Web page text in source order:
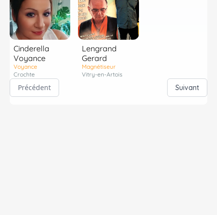
Cinderella
Voyance
Voyance
Crochte
Lengrand
Gerard
Magnétiseur
Vitry-en-Artois
Précédent Suivant